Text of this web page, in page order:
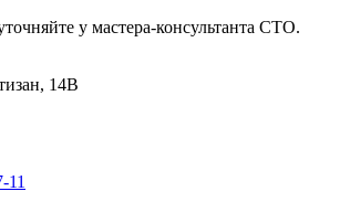
у мастера-консультанта СТО.
14В
11